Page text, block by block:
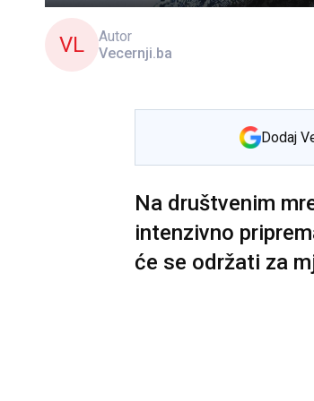
VL
Autor
Vecernji.ba
Dodaj
Na društvenim
intenzivno
će se održati za